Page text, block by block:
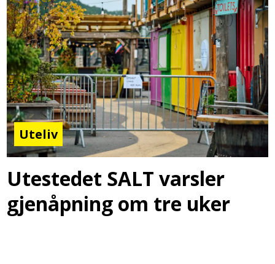
Uteliv
Utestedet SALT varsler
gjenåpning om tre uker